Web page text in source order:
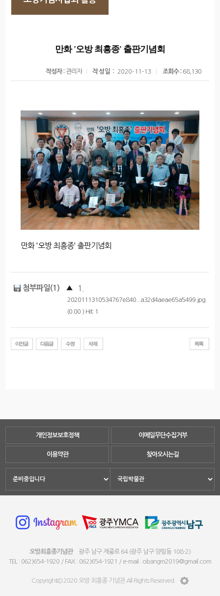
만화 '오방 최흥종' 출판기념회
작성자 : 관리자 작성일 : 2020-11-13 조회수 : 68,130
만화 '오방 최흥종' 출판기념회
첨부파일(1) ▲ 1.
2020111310534767e840...a32d4aeae65a5499.jpg
(0.00 ) Hit: 1
개인정보보호정책 이메일무단수집거부
이용약관 찾아오시는길
오방최흥종기념관광주 남구 제중로 64 (광주 남구 양림동 108-2)
TEL : 062)654-1920 / FAX : 062)654-1921 / e-mail : obangm2019@gmail.com
Copyright© 2020 오방 최흥종 기념관 All Rights Reserved.